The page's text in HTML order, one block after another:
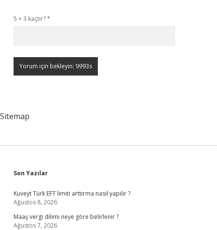
5 + 3 kaçtır?*
Sitemap
Sidebar
Son Yazılar
Kuveyt Türk EFT limiti arttırma nasıl yapılır ?
Ağustos 8, 2026
Maaş vergi dilimi neye göre belirlenir ?
Ağustos 7, 2026